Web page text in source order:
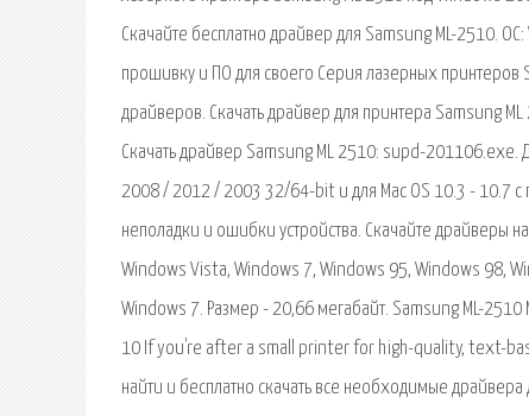
Скачайте бесплатно драйвер для Samsung ML-2510.
прошивку и ПО для своего Серия лазерных принтеров
драйверов. Скачать драйвер для принтера Samsung
Скачать драйвер Samsung ML 2510: supd-
2008 / 2012 / 2003 32/64-bit и для Mac OS 10.3 - 10.7 с
неполадки и ошибки устройства. Скачайте драйверы
Windows Vista, Windows 7, Windows 95, Windows 98,
Windows 7. Размер - 20,66 мегабайт. Samsung ML-
10 If you're after a small printer for high-quality, text-
найти и бесплатно скачать все необходимые